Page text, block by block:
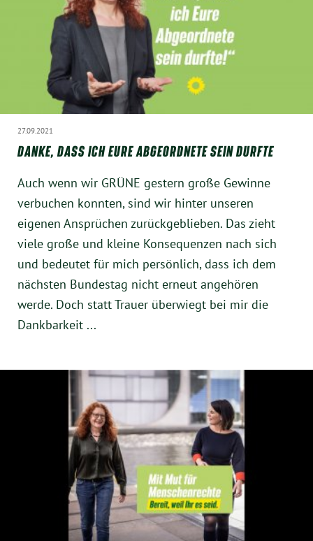
München
Zur Person
Kontakt
Presse
Twitter
YouTube
Facebook
Instagram
27.09.2021
DANKE, DASS ICH EURE ABGEORDNETE SEIN DURFTE
Auch wenn wir GRÜNE gestern große Gewinne
verbuchen konnten, sind wir hinter unseren
eigenen Ansprüchen zurückgeblieben. Das zieht
viele große und kleine Konsequenzen nach sich
und bedeutet für mich persönlich, dass ich dem
nächsten Bundestag nicht erneut angehören
werde. Doch statt Trauer überwiegt bei mir die
Dankbarkeit ...